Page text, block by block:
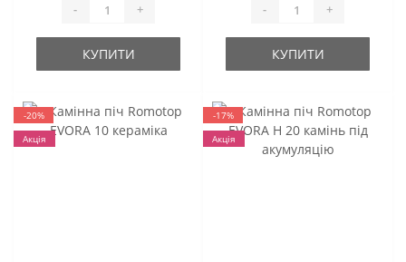
- +
КУПИТИ
- +
КУПИТИ
-20%
Акція
-17%
Акція